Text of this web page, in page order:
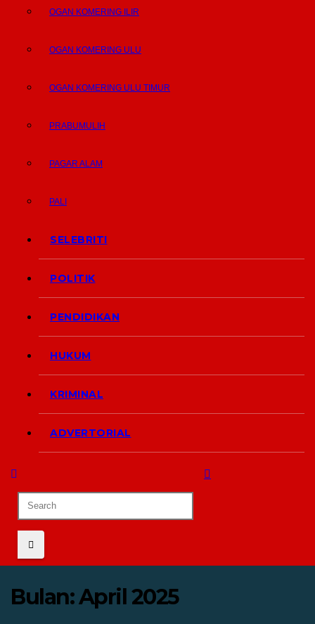
OGAN KOMERING ILIR
OGAN KOMERING ULU
OGAN KOMERING ULU TIMUR
PRABUMULIH
PAGAR ALAM
PALI
SELEBRITI
POLITIK
PENDIDIKAN
HUKUM
KRIMINAL
ADVERTORIAL
Bulan:April 2025